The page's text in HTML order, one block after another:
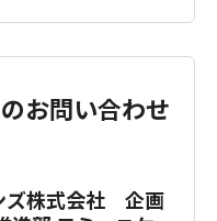
お問い合わせ
ズ株式会社 企画